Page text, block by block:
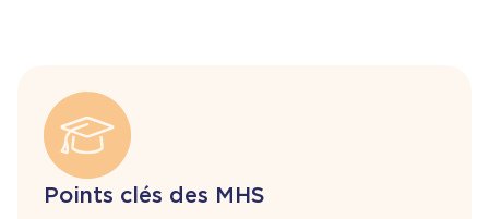
Points clés des MHS